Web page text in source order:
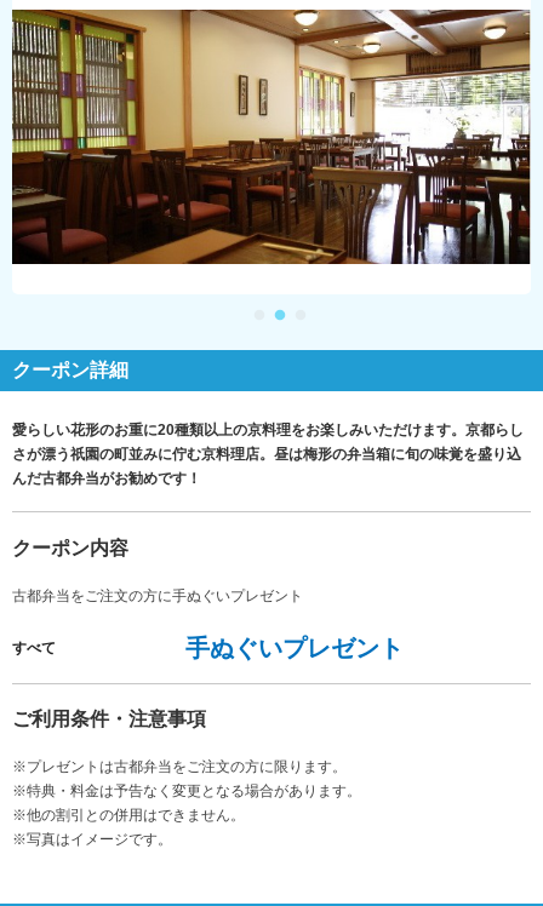
クーポン詳細
愛らしい花形のお重に20種類以上の京料理をお楽しみいただけます。京都らし
さが漂う祇園の町並みに佇む京料理店。昼は梅形の弁当箱に旬の味覚を盛り込
んだ古都弁当がお勧めです！
クーポン内容
古都弁当をご注文の方に手ぬぐいプレゼント
すべて 手ぬぐいプレゼント
ご利用条件・注意事項
※プレゼントは古都弁当をご注文の方に限ります。
※特典・料金は予告なく変更となる場合があります。
※他の割引との併用はできません。
※写真はイメージです。